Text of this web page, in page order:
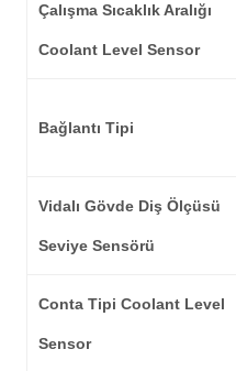
Çalışma Sıcaklık Aralığı
Coolant Level Sensor
Bağlantı Tipi
Vidalı Gövde Diş Ölçüsü
Seviye Sensörü
Conta Tipi Coolant Level
Sensor